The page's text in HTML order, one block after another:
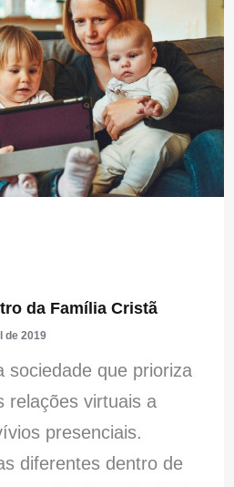
da Família Cristã
de 2019
sociedade que prioriza
relações virtuais a
presenciais.
diferentes dentro de